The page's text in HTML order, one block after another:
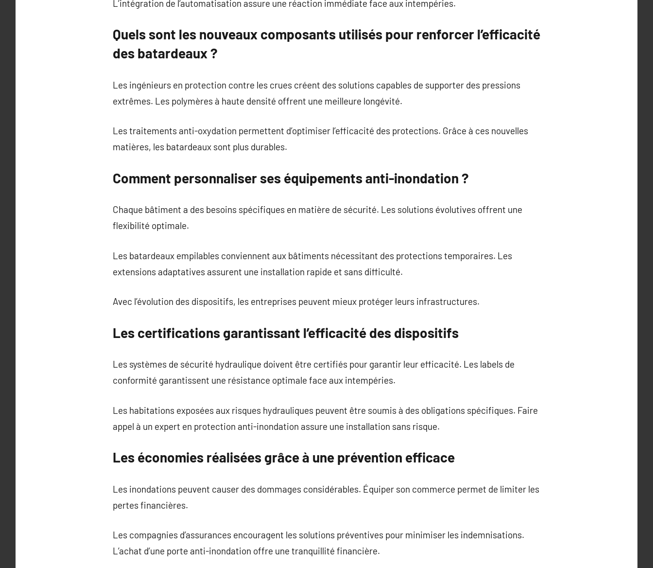
L’intégration de l’automatisation assure une réaction immédiate face aux intempéries.
Quels sont les nouveaux composants utilisés pour renforcer l’efficacité
des batardeaux ?
Les ingénieurs en protection contre les crues créent des solutions capables de supporter des pressions
extrêmes. Les polymères à haute densité offrent une meilleure longévité.
Les traitements anti-oxydation permettent d’optimiser l’efficacité des protections. Grâce à ces nouvelles
matières, les batardeaux sont plus durables.
Comment personnaliser ses équipements anti-inondation ?
Chaque bâtiment a des besoins spécifiques en matière de sécurité. Les solutions évolutives offrent une
flexibilité optimale.
Les batardeaux empilables conviennent aux bâtiments nécessitant des protections temporaires. Les
extensions adaptatives assurent une installation rapide et sans difficulté.
Avec l’évolution des dispositifs, les entreprises peuvent mieux protéger leurs infrastructures.
Les certifications garantissant l’efficacité des dispositifs
Les systèmes de sécurité hydraulique doivent être certifiés pour garantir leur efficacité. Les labels de
conformité garantissent une résistance optimale face aux intempéries.
Les habitations exposées aux risques hydrauliques peuvent être soumis à des obligations spécifiques. Faire
appel à un expert en protection anti-inondation assure une installation sans risque.
Les économies réalisées grâce à une prévention efficace
Les inondations peuvent causer des dommages considérables. Équiper son commerce permet de limiter les
pertes financières.
Les compagnies d’assurances encouragent les solutions préventives pour minimiser les indemnisations.
L’achat d’une porte anti-inondation offre une tranquillité financière.